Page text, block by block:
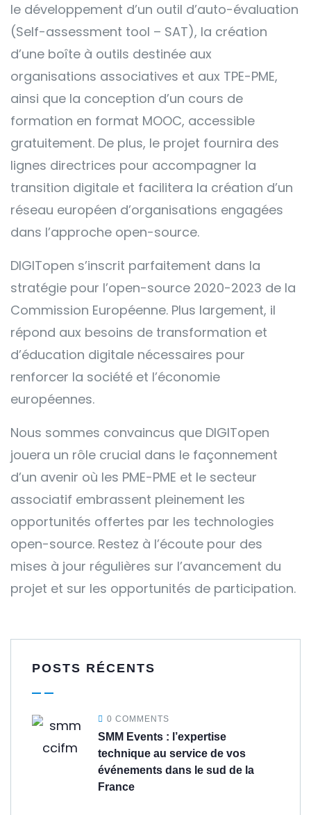
le développement d’un outil d’auto-évaluation
(Self-assessment tool – SAT), la création
d’une boîte à outils destinée aux
organisations associatives et aux TPE-PME,
ainsi que la conception d’un cours de
formation en format MOOC, accessible
gratuitement. De plus, le projet fournira des
lignes directrices pour accompagner la
transition digitale et facilitera la création d’un
réseau européen d’organisations engagées
dans l’approche open-source.
DIGITopen s’inscrit parfaitement dans la
stratégie pour l’open-source 2020-2023 de la
Commission Européenne. Plus largement, il
répond aux besoins de transformation et
d’éducation digitale nécessaires pour
renforcer la société et l’économie
européennes.
Nous sommes convaincus que DIGITopen
jouera un rôle crucial dans le façonnement
d’un avenir où les PME-PME et le secteur
associatif embrassent pleinement les
opportunités offertes par les technologies
open-source. Restez à l’écoute pour des
mises à jour régulières sur l’avancement du
projet et sur les opportunités de participation.
POSTS RÉCENTS
0 COMMENTS
SMM Events : l’expertise
technique au service de vos
événements dans le sud de la
France